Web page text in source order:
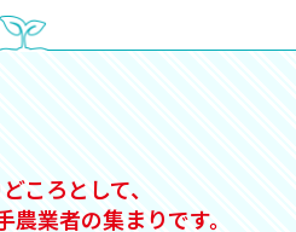
ころとして、
業者の集まりです。